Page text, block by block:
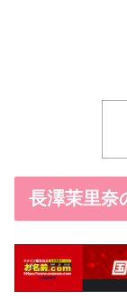
長澤茉里奈